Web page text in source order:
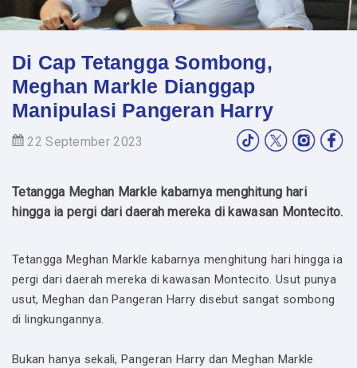
Di Cap Tetangga Sombong,
Meghan Markle Dianggap
Manipulasi Pangeran Harry
22 September 2023
Tetangga Meghan Markle kabarnya menghitung hari
hingga ia pergi dari daerah mereka di kawasan Montecito.
Tetangga Meghan Markle kabarnya menghitung hari hingga ia
pergi dari daerah mereka di kawasan Montecito. Usut punya
usut, Meghan dan Pangeran Harry disebut sangat sombong
di lingkungannya.
Bukan hanya sekali, Pangeran Harry dan Meghan Markle